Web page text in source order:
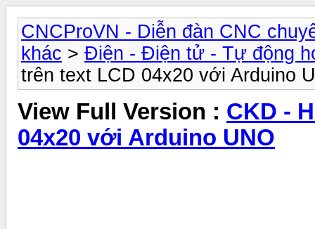
CNCProVN - Diễn đàn CNC
khác > Điện - Điện tử - Tự động
trên text LCD 04x20 với Arduino
View Full Version : CKD -
04x20 với Arduino UNO